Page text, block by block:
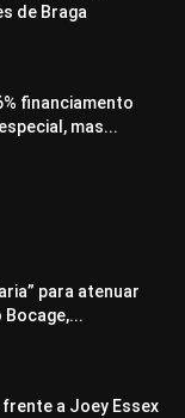
de Braga
financiamento
mas...
para atenuar
a Joey Essex